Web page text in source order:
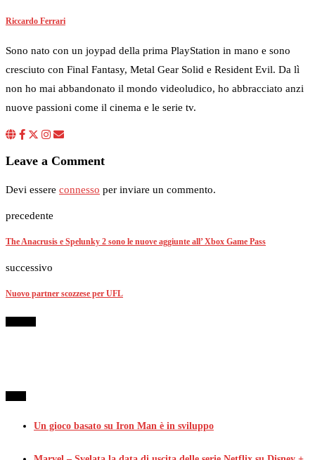
Riccardo Ferrari
Sono nato con un joypad della prima PlayStation in mano e sono
cresciuto con Final Fantasy, Metal Gear Solid e Resident Evil. Da lì
non ho mai abbandonato il mondo videoludico, ho abbracciato anzi
nuove passioni come il cinema e le serie tv.
Leave a Comment
Devi essere connesso per inviare un commento.
precedente
The Anacrusis e Spelunky 2 sono le nuove aggiunte all’ Xbox Game Pass
successivo
Nuovo partner scozzese per UFL
Un gioco basato su Iron Man è in sviluppo